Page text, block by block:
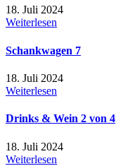
18. Juli 2024
Weiterlesen
Schankwagen 7
18. Juli 2024
Weiterlesen
Drinks & Wein 2 von 4
18. Juli 2024
Weiterlesen